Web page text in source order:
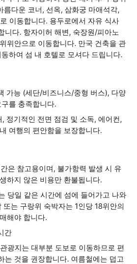
름다운 코너, 선옥, 삼화궁 마애석각,
이동합니다. 용두로에서 자유 식사
니다. 항자이허 해변, 숙장원/피아노
위안으로 이동합니다. 만국 건축을 관
하여 섬 내 호텔로 모셔다 드립니다.
가능 (세단/비즈니스/중형 버스), 다양
를 충족합니다.
정기적인 전면 점검 및 소독, 에어컨,
여행의 편안함을 보장합니다.
은 참고용이며, 불가항력 발생 시 유
하지 않은 비용만 환불됩니다.
당일 같은 시간에 섬에 들어가고 나와
또는 구랑위 숙박자는 1인당 18위안의
해야 합니다.
간
광지는 대부분 도보로 이동하므로 편
는 것을 권장합니다. 여름철에는 덥고